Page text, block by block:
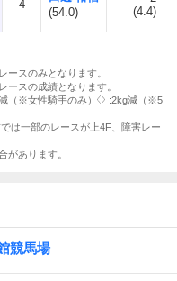
4
(54.0)
(4.4)
スのみとなります。
スの成績となります。
（※女性騎手のみ）
:2kg減（※5
は一部のレースが上4F、障害レー
があります。
競馬場